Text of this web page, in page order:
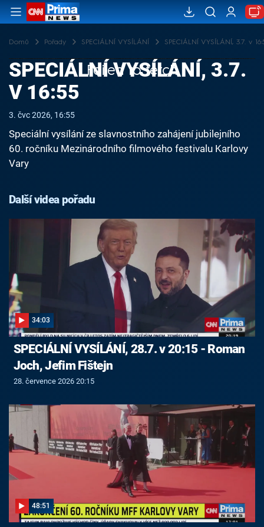
Domů Pořady SPECIÁLNÍ VYSÍLÁNÍ SPECIÁLNÍ VYSÍLÁNÍ, 3.7. v
Failed to fetch
SPECIÁLNÍ VYSÍLÁNÍ, 3.7.
V 16:55
3. čvc 2026, 16:55
Speciální vysílání ze slavnostního zahájení jubilejního
60. ročníku Mezinárodního filmového festivalu Karlovy
Vary
Další videa pořadu
34:03
SPECIÁLNÍ VYSÍLÁNÍ, 28.7. v 20:15 - Roman
Joch, Jefim Fištejn
28. července 2026 20:15
48:51